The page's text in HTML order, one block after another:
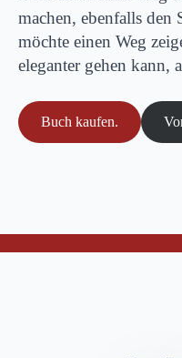
machen, ebenfalls den
möchte einen Weg
eleganter gehen kann,
Buch kaufen.